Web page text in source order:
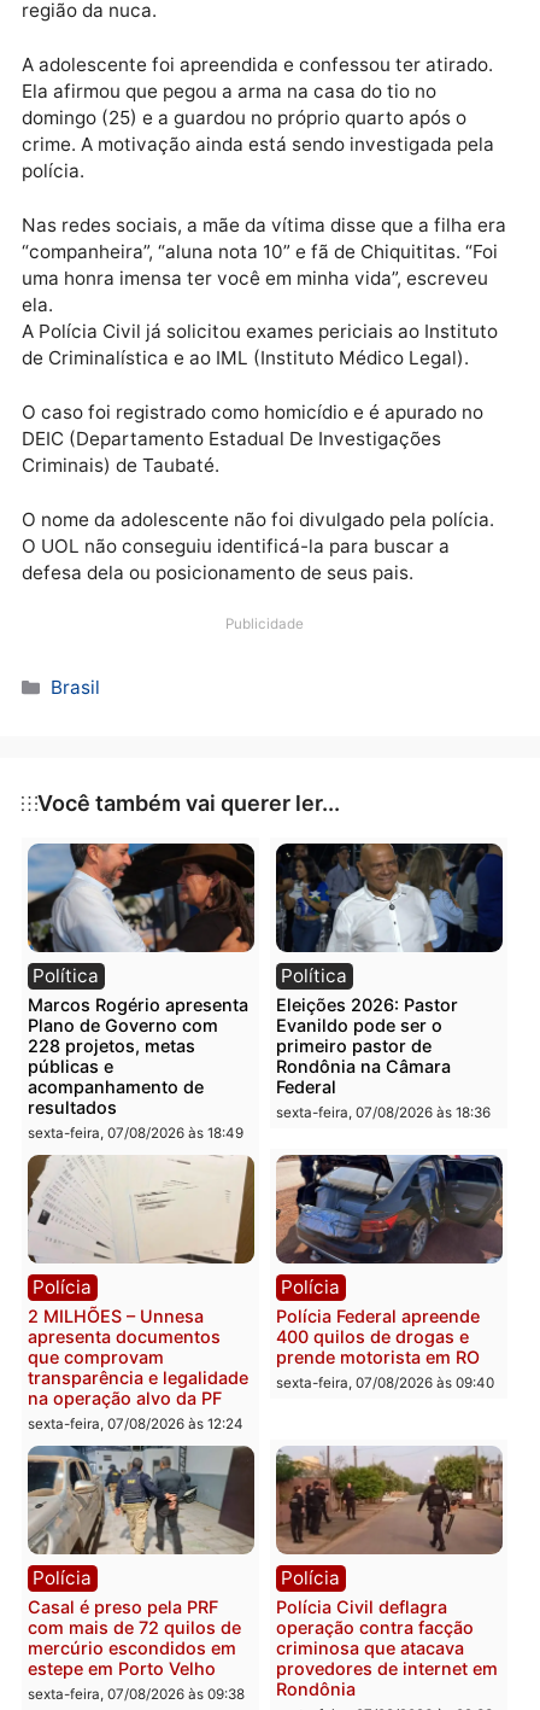
Segundo a SSP-SP (Secretaria de Segurança
Policiais militares foram acionados para atender a
ocorrência e, ao chegarem no local indicado,
encontraram a vítima já sem vida, com um tiro na
região da nuca.
A adolescente foi apreendida e confessou ter
Ela afirmou que pegou a arma na casa do tio no
domingo (25) e a guardou no próprio quarto após o
crime. A motivação ainda está sendo investigada
polícia.
“companheira”, “aluna nota 10” e fã de Chiquititas.
uma honra imensa ter você em minha vida”,
A Polícia Civil já solicitou exames periciais ao
de Criminalística e ao IML (Instituto Médico Legal).
DEIC (Departamento Estadual De Investigações
Categorias
Brasil
Você também vai querer ler...
Política
Marcos Rogério apresenta
Plano de Governo com
228 projetos, metas
públicas e
acompanhamento de
resultados
sexta-feira, 07/08/2026 às 18:49
Política
Eleições 2026: Pastor
Evanildo pode ser o
primeiro pastor de
Rondônia na Câmara
Federal
sexta-feira, 07/08/2026 às
Polícia
2 MILHÕES – Unnesa
apresenta documentos
que comprovam
transparência e legalidade
na operação alvo da PF
Polícia
Polícia Federal apreende
400 quilos de drogas e
prende motorista em RO
sexta-feira, 07/08/2026 às